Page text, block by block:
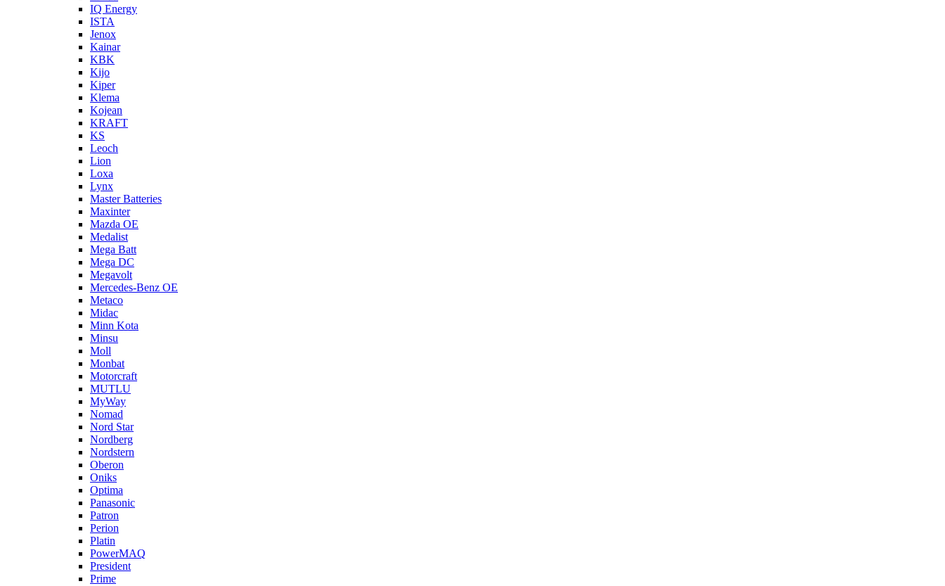
IQ Energy
ISTA
Jenox
Kainar
KBK
Kijo
Kiper
Klema
Kojean
KRAFT
KS
Leoch
Lion
Loxa
Lynx
Master Batteries
Maxinter
Mazda OE
Medalist
Mega Batt
Mega DC
Megavolt
Mercedes-Benz OE
Metaco
Midac
Minn Kota
Minsu
Moll
Monbat
Motorcraft
MUTLU
MyWay
Nomad
Nord Star
Nordberg
Nordstern
Oberon
Oniks
Optima
Panasonic
Patron
Perion
Platin
PowerMAQ
President
Prime